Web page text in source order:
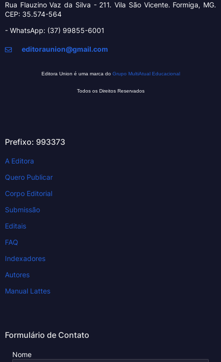
Rua Flauzino Vaz da Silva - 211.Vila São Vicente. Formiga, MG.
CEP: 35.574-564
- WhatsApp: (37) 99855-6001
editoraunion@gmail.com
Editora Union é uma marca do Grupo MultiAtual Educacional
Todos os Direitos Reservados
Prefixo: 993373
A Editora
Quero Publicar
Corpo Editorial
Submissão
Editais
FAQ
Indexadores
Autores
Manual Lattes
Formulário de Contato
Nome